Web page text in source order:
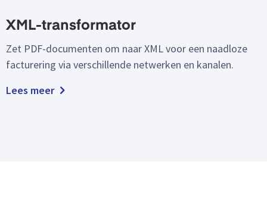
XML-transformator
Zet PDF-documenten om naar XML voor een naadloze
facturering via verschillende netwerken en kanalen.
Lees meer